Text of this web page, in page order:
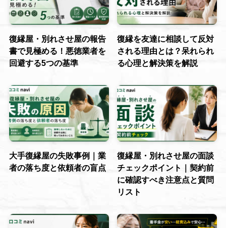
復縁屋・別れさせ屋の報告
書で見極める！悪徳業者を
回避する5つの基準
復縁を友達に相談して反対
される理由とは？呆れられ
る心理と解決策を解説
大手復縁屋の失敗事例｜業
者の落ち度と依頼者の盲点
復縁屋・別れさせ屋の面談
チェックポイント｜契約前
に確認すべき注意点と質問
リスト